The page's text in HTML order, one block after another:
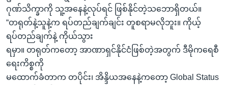
ဂုဏ်သိက္ခာကို သူ့အနေနဲ့လုပ်ရင် ဖြစ်နိုင်တဲ့သဘောရှိတယ်။
“တရုတ်နဲ့သူနဲ့က ရပ်တည်ချက်ချင်း တူစရာမလိုဘူး။ ကိုယ့်
ရပ်တည်ချက်နဲ့ ကိုယ်သွား
ရမှာ။ တရုတ်ကတော့ အာဏာရှင်နိုင်ငံဖြစ်တဲ့အတွက် ဒီမိုကရေစီ
ရေးကိစ္စကို
မထောက်ခံတာက တပိုင်း၊ အိန္ဒိယအနေနဲ့ကတော့ Global Status